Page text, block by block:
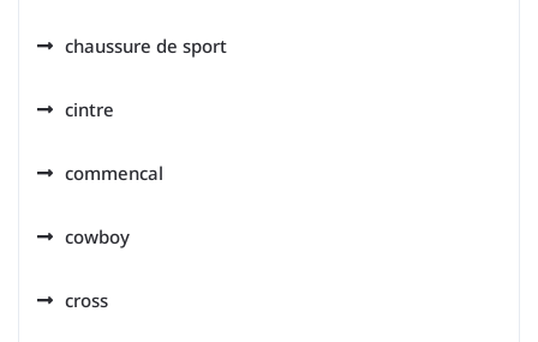
chaussure de sport
cintre
commencal
cowboy
cross